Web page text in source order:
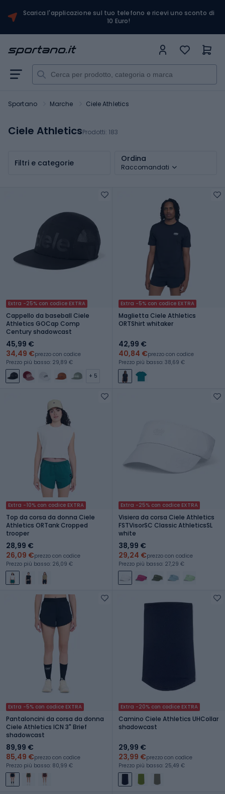
Scarica l'applicazione sul tuo telefono e ricevi uno sconto di
10 Euro!
Sportano Marche Ciele Athletics
Ciele AthleticsProdotti: 183
Filtri e categorie Ordina
Raccomandati
Extra -25% con codice EXTRA
Cappello da baseball Ciele
Athletics GOCap Comp
Century shadowcast
45,99 €
34,49 €prezzo con codice
Prezzo più basso: 29,89 €
+ 5
Extra -5% con codice EXTRA
Maglietta Ciele Athletics
ORTShirt whitaker
42,99 €
40,84 €prezzo con codice
Prezzo più basso: 38,69 €
Extra -10% con codice EXTRA
Top da corsa da donna Ciele
Athletics ORTank Cropped
trooper
28,99 €
26,09 €prezzo con codice
Prezzo più basso: 26,09 €
Extra -25% con codice EXTRA
Visiera da corsa Ciele Athletics
FSTVisorSC Classic AthleticsSL
white
38,99 €
29,24 €prezzo con codice
Prezzo più basso: 27,29 €
Extra -5% con codice EXTRA
Pantaloncini da corsa da donna
Ciele Athletics ICN 3" Brief
shadowcast
89,99 €
85,49 €prezzo con codice
Prezzo più basso: 80,99 €
Extra -20% con codice EXTRA
Camino Ciele Athletics UHCollar
shadowcast
29,99 €
23,99 €prezzo con codice
Prezzo più basso: 25,49 €